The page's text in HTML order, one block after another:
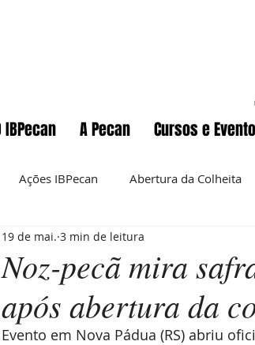
IBPecan A Pecan Cursos e
Ações IBPecan Abertura da Colheita
Cursos Eventos
técnicas News semanal Noz-
Noz-pecã mira
após abertura da
19 de mai. 3 min de leitura
Evento em Nova Pádua (RS) abriu